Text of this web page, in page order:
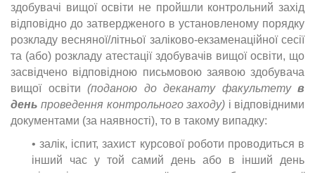
здобувачі вищої освіти не пройшли контрольний захід
відповідно до затвердженого в установленому порядку
розкладу весняної/літньої заліково-екзаменаційної сесії
та (або) розкладу атестації здобувачів вищої освіти, що
засвідчено відповідною письмовою заявою здобувача
вищої освіти (поданою до деканату факультету в
день проведення контрольного заходу) і відповідними
документами (за наявності), то в такому випадку:
• залік, іспит, захист курсової роботи проводиться в
інший час у той самий день або в інший день